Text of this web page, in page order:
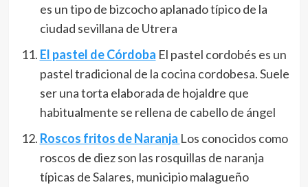
es un tipo de bizcocho aplanado típico de la
ciudad sevillana de Utrera
El pastel de Córdoba El pastel cordobés es un
pastel tradicional de la cocina cordobesa.​ Suele
ser una torta elaborada de hojaldre que
habitualmente se rellena de cabello de ángel
Roscos fritos de Naranja Los conocidos como
roscos de diez son las rosquillas de naranja
típicas de Salares, municipio malagueño